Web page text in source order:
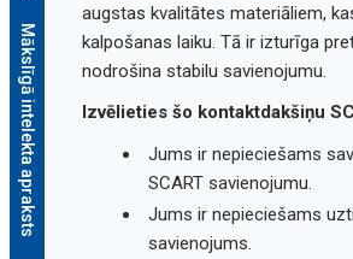
Mākslīgā intelekta apraksts
augstas kvalitātes materiāliem,
kalpošanas laiku. Tā ir izturīga
nodrošina stabilu savienojumu.
Izvēlieties šo kontaktdakšiņu
Jums ir nepieciešams
SCART savienojumu.
Jums ir nepieciešams
savienojums.